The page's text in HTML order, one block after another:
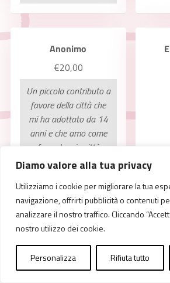
Diamo valore alla tua privacy
Utilizziamo i cookie per migliorare la tua
navigazione, offrirti pubblicità o contenuti
analizzare il nostro traffico. Cliccando
nostro utilizzo dei cookie.
Personalizza Rifiuta tutto
Anonimo
€20,00
Un piccolo contributo a
favore della città che
mi ha adottato da 14
anni e che amo come
fosse la mia città
Nicolò Sances
€20,00
Qualsiasi cosa per le
nostre sorelle! ❤️